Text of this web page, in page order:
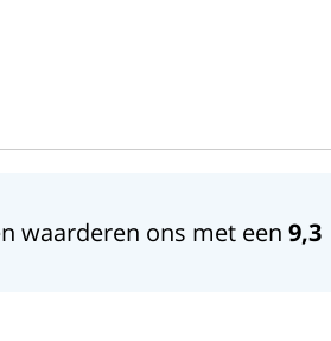
waarderen ons met een 9,3